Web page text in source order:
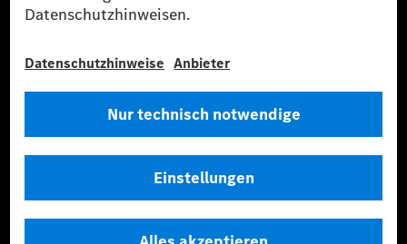
eines Pkw sind nicht nur von der effizienten Ausnutzung des Kraftstoffs
bzw. des Energieträgers durch den Pkw, sondern auch vom Fahrstil und
** Der Stromverbrauch wurde auf der Grundlage der VO 692/2008/EG
Fahrzeugkonfiguration.
*** Angaben zum Stromverbrauch und zur Reichweite sind vorläufig und
wurden intern nach Maßgabe der Zertifizierungsmethode „WLTP-
Typgenehmigung noch eine Konformitätsbescheinigung mit amtlichen